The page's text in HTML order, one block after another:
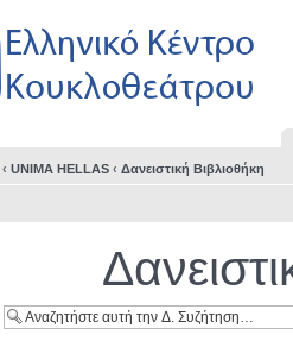
‹ UNIMA HELLAS ‹ Δανειστική Βιβλιοθήκη